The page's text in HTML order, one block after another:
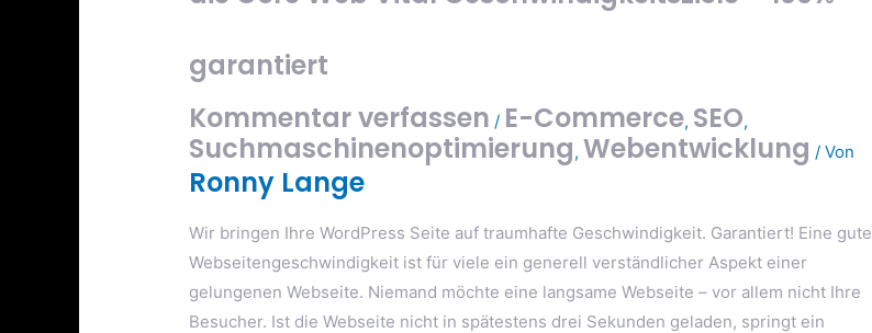
garantiert
Kommentar verfassen / E-Commerce, SEO,
Suchmaschinenoptimierung, Webentwicklung / Von
Ronny Lange
Wir bringen Ihre WordPress Seite auf traumhafte Geschwindigkeit. Garantiert! Eine gute
Webseitengeschwindigkeit ist für viele ein generell verständlicher Aspekt einer
gelungenen Webseite. Niemand möchte eine langsame Webseite – vor allem nicht Ihre
Besucher. Ist die Webseite nicht in spätestens drei Sekunden geladen, springt ein